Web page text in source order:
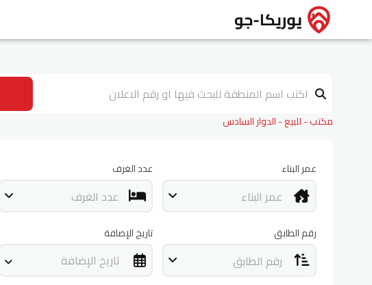
مكتب - للبيع - الدوار السادس
عمر البناء
عمر البناء
عدد الغرف
عدد الغرف
رقم الطابق
رقم الطابق
تاريخ الإضافة
تاريخ الإضافة